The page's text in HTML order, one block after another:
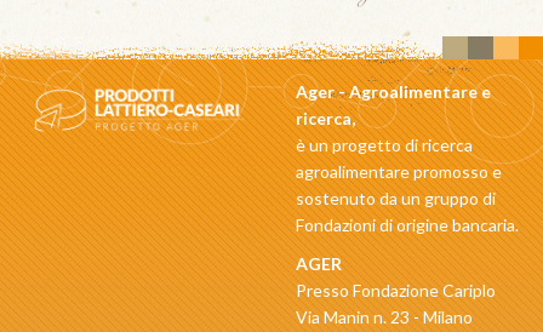
Ager - Agroalimentare e
ricerca,
è un progetto di ricerca
agroalimentare promosso e
sostenuto da un gruppo di
Fondazioni di origine bancaria.
AGER
Presso Fondazione Cariplo
Via Manin n. 23 - Milano